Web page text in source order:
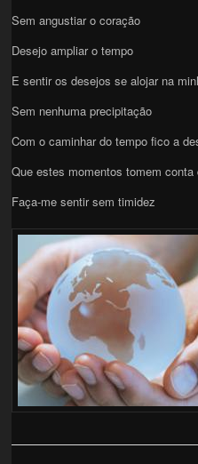
Sem angustiar o coração
Desejo ampliar o tempo
E sentir os desejos se alojar na
Sem nenhuma precipitação
Com o caminhar do tempo fico a
Que estes momentos tomem conta
Faça-me sentir sem timidez